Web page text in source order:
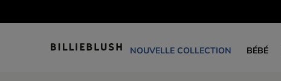
NOUVELLE COLLECTION BÉBÉ